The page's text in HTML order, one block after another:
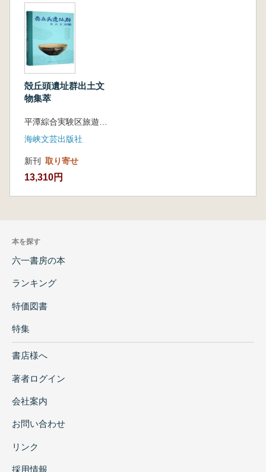
殻丘頭遺址群出土文
物集萃
海峡文芸出版社
新刊 取り寄せ
13,310円
本を探す
六一書房の本
ランキング
特価図書
特集
書店様へ
著者ログイン
会社案内
お問い合わせ
リンク
採用情報